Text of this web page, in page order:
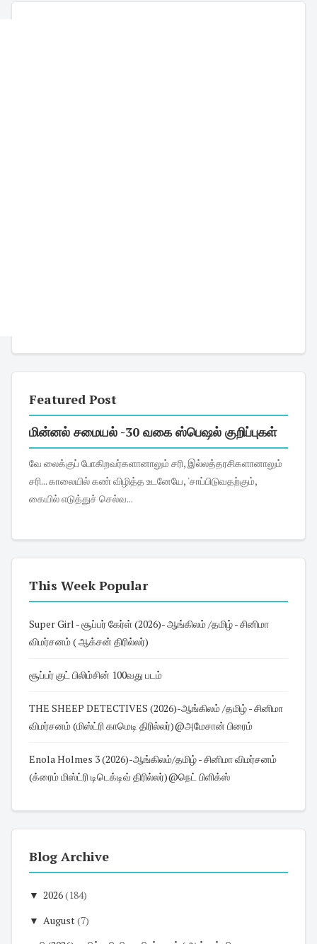
Featured Post
மின்னல் சமையல் -30 வகை ஸ்பெஷல் குறிப்புகள்
வே லைக்குப் போகிறவர்களானாலும் சரி, இல்லத்தரசிகளானாலும்
சரி... காலையில் கண் விழித்த உடனேயே, 'சாப்பிடுவதற்கும்,
கையில் எடுத்துச் செல்வ...
This Week Popular
Super Girl - சூப்பர் கேர்ள் (2026)- ஆங்கிலம் /தமிழ் - சினிமா
விமர்சனம் ( ஆக்சன் திரில்லர்)
சூப்பர் குட் பிலிம்சின் 100வது படம்
THE SHEEP DETECTIVES (2026)-ஆங்கிலம் /தமிழ் - சினிமா
விமர்சனம் (மிஸ்ட்ரி காமெடி திரில்லர்)@அமேசான் பிரைம்
Enola Holmes 3 (2026)-ஆங்கிலம்/தமிழ் - சினிமா விமர்சனம்
(க்ரைம் மிஸ்ட்ரி டிடெக்டிவ் திரில்லர்)@நெட் பிளிக்ஸ்
Blog Archive
▼ 2026(184)
▼ August(7)